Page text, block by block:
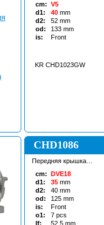
cm: V5
d1:
40 mm
d2:
52 mm
od:
133 mm
is:
Front
KR CHD1023GW
CHD1086
Передняя крышка
cm: DVE18
d1:
35 mm
d2:
40 mm
od:
125 mm
is:
Front
o1:
7 pcs
lf:
52.5 mm